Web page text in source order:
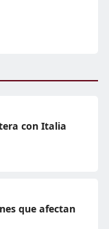
con Italia
que afectan